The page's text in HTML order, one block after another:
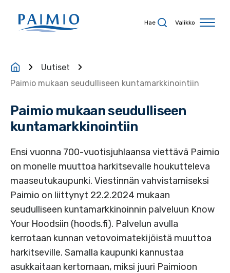
Hae Valikko
Uutiset
Paimio mukaan seudulliseen kuntamarkkinointiin
Paimio mukaan seudulliseen
kuntamarkkinointiin
Ensi vuonna 700-vuotisjuhlaansa viettävä Paimio
on monelle muuttoa harkitsevalle houkutteleva
maaseutukaupunki. Viestinnän vahvistamiseksi
Paimio on liittynyt 22.2.2024 mukaan
seudulliseen kuntamarkkinoinnin palveluun Know
Your Hoodsiin (hoods.fi). Palvelun avulla
kerrotaan kunnan vetovoimatekijöistä muuttoa
harkitseville. Samalla kaupunki kannustaa
asukkaitaan kertomaan, miksi juuri Paimioon